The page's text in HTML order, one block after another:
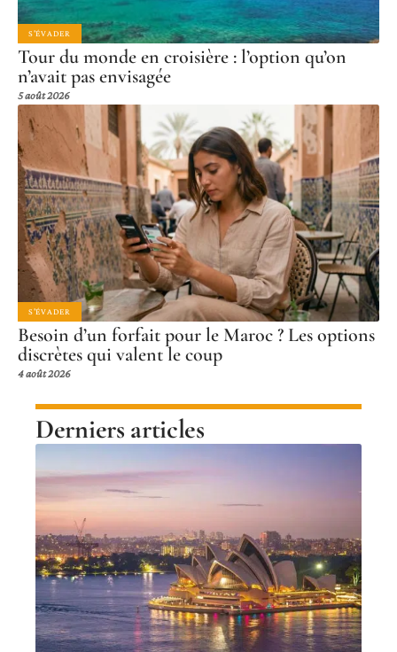
S'ÉVADER
Tour du monde en croisière : l’option qu’on
n’avait pas envisagée
5 août 2026
S'ÉVADER
Besoin d’un forfait pour le Maroc ? Les options
discrètes qui valent le coup
4 août 2026
Derniers articles